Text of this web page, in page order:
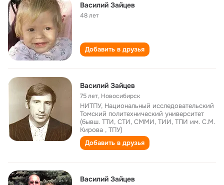
Василий Зайцев
48 лет
Добавить в друзья
Василий Зайцев
75 лет, Новосибирск
НИТПУ, Национальный исследовательский
Томский политехнический университет
(бывш. ТТИ, СТИ, СММИ, ТИИ, ТПИ им. С.М.
Кирова , ТПУ)
Добавить в друзья
Василий Зайцев